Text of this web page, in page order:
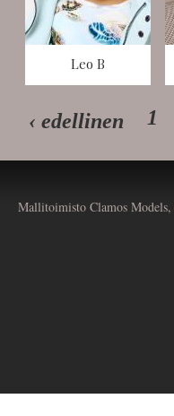
Leo B
‹ edellinen 1
Mallitoimisto Clamos